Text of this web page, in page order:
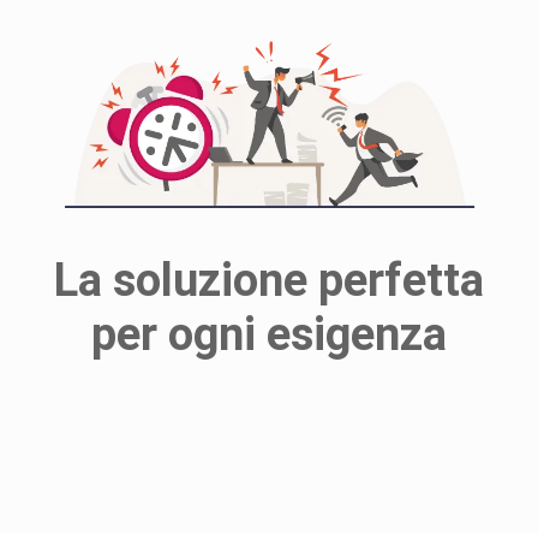
Semplice da
Timbrature
La soluzione perfetta
per ogni esigenza